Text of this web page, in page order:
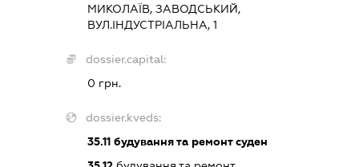
МИКОЛАЇВ, ЗАВОДСЬКИЙ,
ВУЛ.ІНДУСТРІАЛЬНА, 1
dossier.capital:
0 грн.
dossier.kveds:
35.11будування та ремонт суден